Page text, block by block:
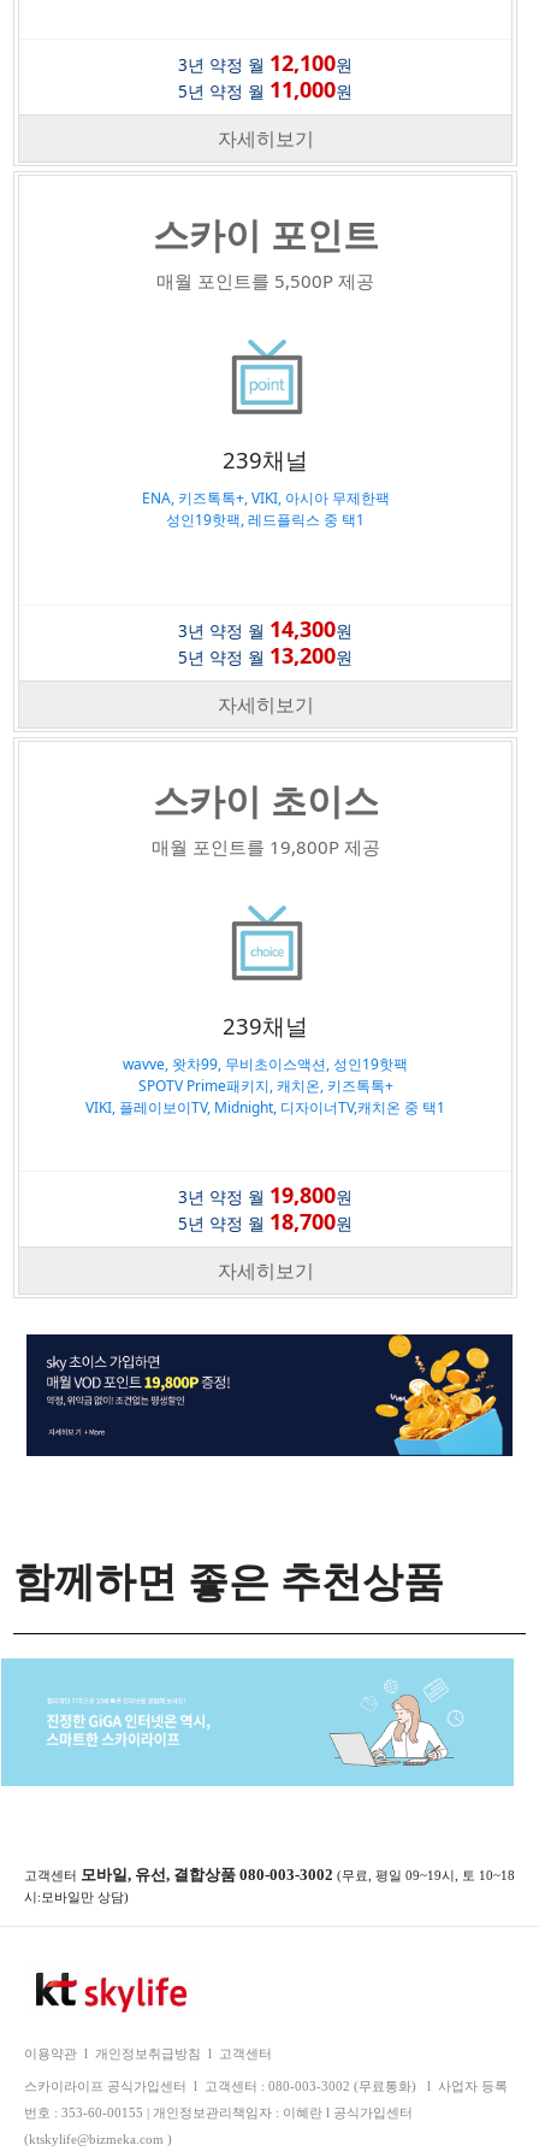
3년 약정 월 12,100원
5년 약정 월 11,000원
자세히보기
스카이 포인트
매월 포인트를 5,500P 제공
239채널
ENA, 키즈톡톡+, VIKI, 아시아 무제한팩
성인19핫팩, 레드플릭스 중 택1
3년 약정 월 14,300원
5년 약정 월 13,200원
자세히보기
스카이 초이스
매월 포인트를 19,800P 제공
239채널
wavve, 왓차99, 무비초이스액션, 성인19핫팩
SPOTV Prime패키지, 캐치온, 키즈톡톡+
VIKI, 플레이보이TV, Midnight, 디자이너TV,캐치온 중 택1
3년 약정 월 19,800원
5년 약정 월 18,700원
자세히보기
함께하면 좋은 추천상품
고객센터 모바일, 유선, 결합상품 080-003-3002 (무료, 평일 09~19시, 토 10~18
시:모바일만 상담)
이용약관 l 개인정보취급방침 l 고객센터
스카이라이프 공식가입센터 l 고객센터 : 080-003-3002 (무료통화) l 사업자 등록
번호 : 353-60-00155 | 개인정보관리책임자 : 이혜란 l 공식가입센터
(ktskylife@bizmeka.com )